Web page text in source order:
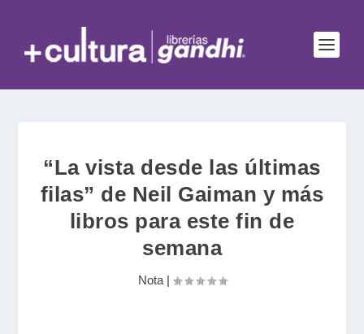
“La vista desde las últimas
filas” de Neil Gaiman y más
libros para este fin de
semana
Nota|